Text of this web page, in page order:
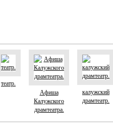
театр.
Афиша
Калужского
драмтеатра.
калужский
драмтеатр.